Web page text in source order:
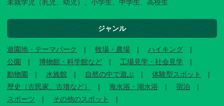
未就学児（乳児、幼児）、小学生、中学生、高校生
ジャンル
遊園地・テーマパーク 牧場・農場
ハイキング
公園
博物館・科学館など
工場見学・社会見学
動物園
水族館 自然の中で遊ぶ
体験型スポット
歴史（古民家、古墳など）
海水浴・湖水浴
宿泊
スポーツ
その他のスポット